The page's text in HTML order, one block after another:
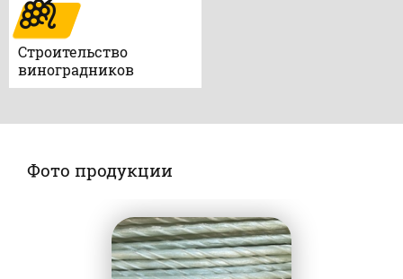
Строительство
виноградников
Фото продукции